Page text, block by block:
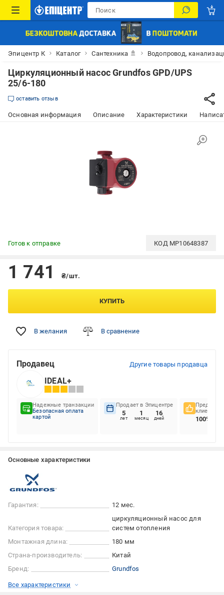
Эпицентр К Каталог Сантехника 🚿 Водопровод,
Циркуляционный насос Grundfos GPD/UPS
25/6-180
оставить отзыв
Основная информация Описание Характеристики
Готов к отправке КОД MP10648387
1 741 ₴/шт.
КУПИТЬ
В желания В сравнение
Продавец Другие товары продавца
IDEAL+
Надежные транзакции
Безопасная оплата
картой
Продает в Эпицентре
5
лет
1
месяц
16
дней
клиентов
100%
Основные характеристики
Гарантия: 12 мес.
Категория товара:
циркуляционный насос для
систем отопления
Монтажная длина:
180 мм
Страна-производитель:
Китай
Бренд:
Grundfos
Все характеристики